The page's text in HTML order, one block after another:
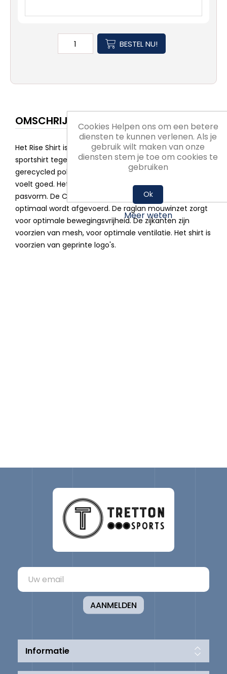
BESTEL NU!
OMSCHRIJVING
Het Rise Shirt is een bijzonder modern en klassiek
sportshirt tegelijk. Het shirt is voor 95% gemaakt van
gerecycled polyester en 5% elastaan. Dat zit goed, en
voelt goed. Het sportshirt heeft een aansluitende
pasvorm. De ClimaTec-finish zorgt ervoor dat zweet
optimaal wordt afgevoerd. De raglan mouwinzet zorgt
voor optimale bewegingsvrijheid. De zijkanten zijn
voorzien van mesh, voor optimale ventilatie. Het shirt is
voorzien van geprinte logo's.
Informatie
AANMELDEN
Cookies Helpen ons om een betere
diensten te kunnen verlenen. Als je
gebruik wilt maken van onze
diensten stem je toe om cookies te
gebruiken
Ok
Meer weten